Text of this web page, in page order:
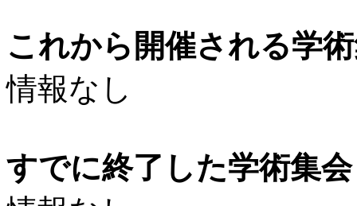
これから開催される学
情報なし
すでに終了した学術集